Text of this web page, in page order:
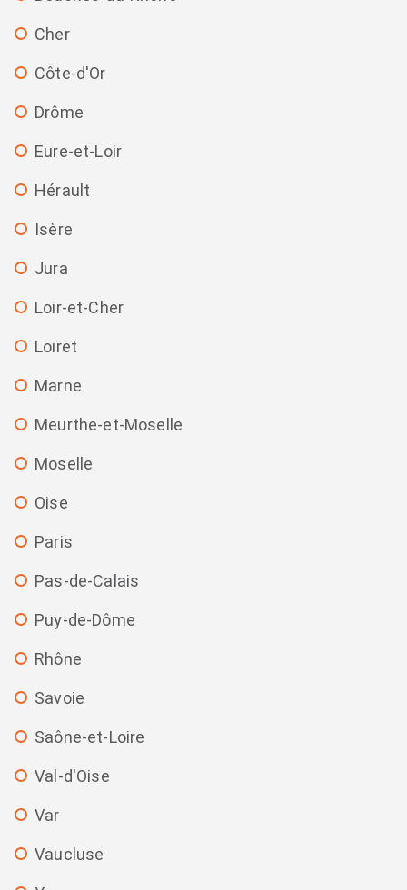
Cher
Côte-d'Or
Drôme
Eure-et-Loir
Hérault
Isère
Jura
Loir-et-Cher
Loiret
Marne
Meurthe-et-Moselle
Moselle
Oise
Paris
Pas-de-Calais
Puy-de-Dôme
Rhône
Savoie
Saône-et-Loire
Val-d'Oise
Var
Vaucluse